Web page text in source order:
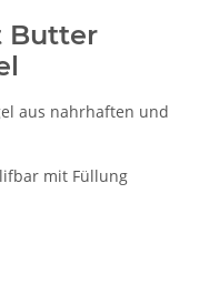
Butter
aus nahrhaften und
mit Füllung